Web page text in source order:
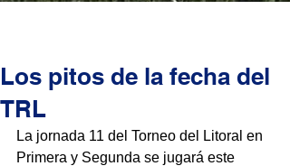
Los pitos de la fecha del
TRL
La jornada 11 del Torneo del Litoral en
Primera y Segunda se jugará este